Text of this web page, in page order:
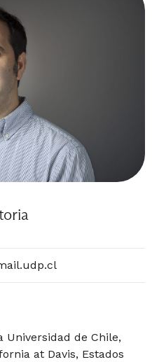
de Chile,
at Davis, Estados